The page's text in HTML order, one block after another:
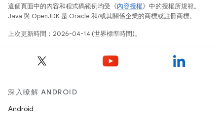
這個頁面中的內容和程式碼範例均受《內容授權》中的授權所規範。
Java 與 OpenJDK 是 Oracle 和/或其關係企業的商標或註冊商標。
上次更新時間：2026-04-14 (世界標準時間)。
深入瞭解 ANDROID
Android